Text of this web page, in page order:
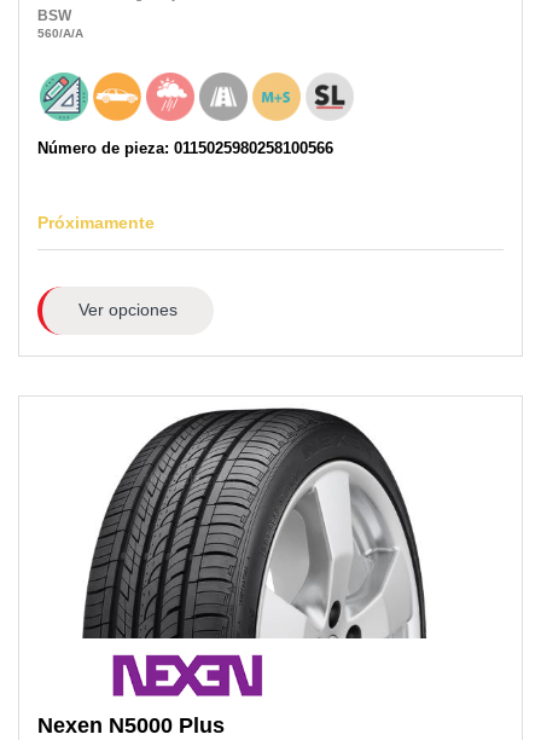
BSW
560/A/A
Número de pieza: 0115025980258100566
Próximamente
Ver opciones
Nexen N5000 Plus